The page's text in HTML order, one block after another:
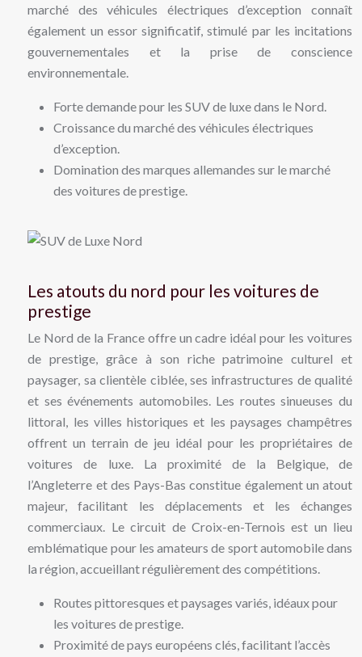
marché des véhicules électriques d’exception connaît
également un essor significatif, stimulé par les incitations
gouvernementales et la prise de conscience
environnementale.
Forte demande pour les SUV de luxe dans le Nord.
Croissance du marché des véhicules électriques
d’exception.
Domination des marques allemandes sur le marché
des voitures de prestige.
Les atouts du nord pour les voitures de
prestige
Le Nord de la France offre un cadre idéal pour les voitures
de prestige, grâce à son riche patrimoine culturel et
paysager, sa clientèle ciblée, ses infrastructures de qualité
et ses événements automobiles. Les routes sinueuses du
littoral, les villes historiques et les paysages champêtres
offrent un terrain de jeu idéal pour les propriétaires de
voitures de luxe. La proximité de la Belgique, de
l’Angleterre et des Pays-Bas constitue également un atout
majeur, facilitant les déplacements et les échanges
commerciaux. Le circuit de Croix-en-Ternois est un lieu
emblématique pour les amateurs de sport automobile dans
la région, accueillant régulièrement des compétitions.
Routes pittoresques et paysages variés, idéaux pour
les voitures de prestige.
Proximité de pays européens clés, facilitant l’accès